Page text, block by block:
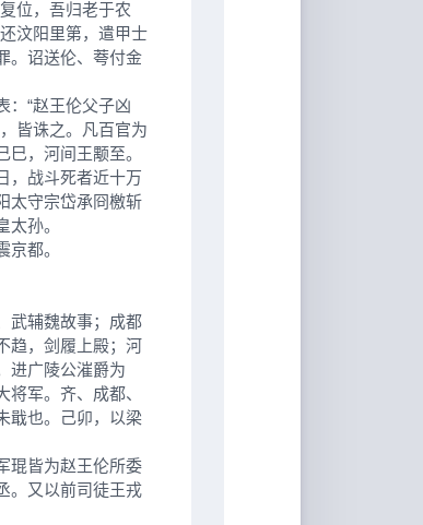
位，吾归老于农
汶阳里第，遣甲士
。诏送伦、荂付金
“赵王伦父子凶
皆诛之。凡百官为
，河间王颙至。
，战斗死者近十万
太守宗岱承冏檄斩
孙。
都。
辅魏故事；成都
趋，剑履上殿；河
进广陵公漼爵为
军。齐、成都、
戢也。己卯，以梁
皆为赵王伦所委
。又以前司徒王戎